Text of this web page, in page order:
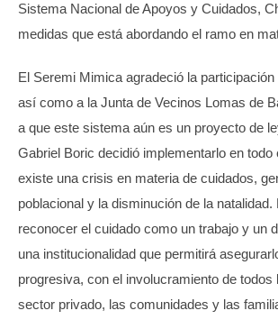
Sistema Nacional de Apoyos y Cuidados,
medidas que está abordando el ramo en
El Seremi Mimica agradeció la
así como a la Junta de Vecinos Lomas de
a que este sistema aún es un proyecto de
Gabriel Boric decidió implementarlo en
existe una crisis en materia de cuidados,
poblacional y la disminución de la
reconocer el cuidado como un trabajo y un
una institucionalidad que permitirá
progresiva, con el involucramiento de
sector privado, las comunidades y las